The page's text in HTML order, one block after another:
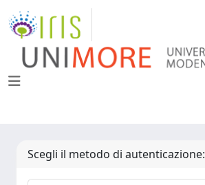
Scegli il metodo di autenticazione: